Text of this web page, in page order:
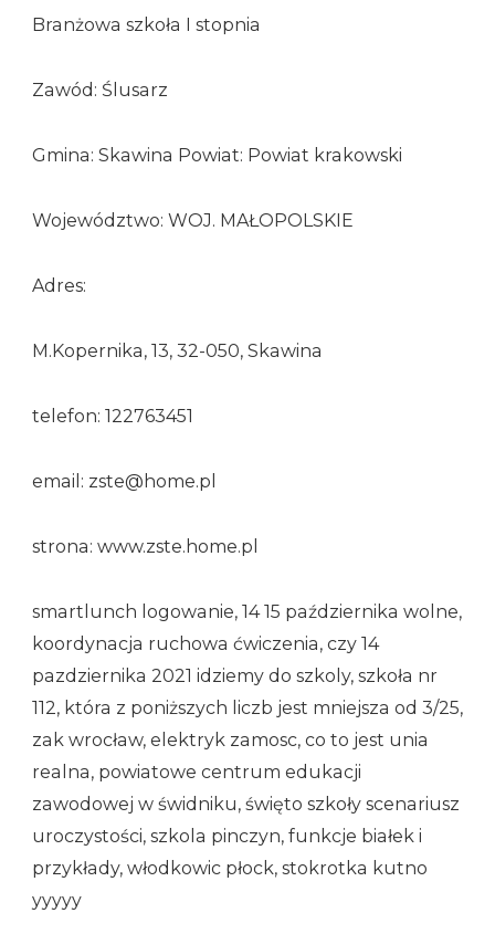
Branżowa szkoła I stopnia
Zawód: Ślusarz
Gmina: Skawina Powiat: Powiat krakowski
Województwo: WOJ. MAŁOPOLSKIE
Adres:
M.Kopernika, 13, 32-050, Skawina
telefon: 122763451
email: zste@home.pl
strona: www.zste.home.pl
smartlunch logowanie, 14 15 października wolne,
koordynacja ruchowa ćwiczenia, czy 14
pazdziernika 2021 idziemy do szkoly, szkoła nr
112, która z poniższych liczb jest mniejsza od 3/25,
zak wrocław, elektryk zamosc, co to jest unia
realna, powiatowe centrum edukacji
zawodowej w świdniku, święto szkoły scenariusz
uroczystości, szkola pinczyn, funkcje białek i
przykłady, włodkowic płock, stokrotka kutno
yyyyy